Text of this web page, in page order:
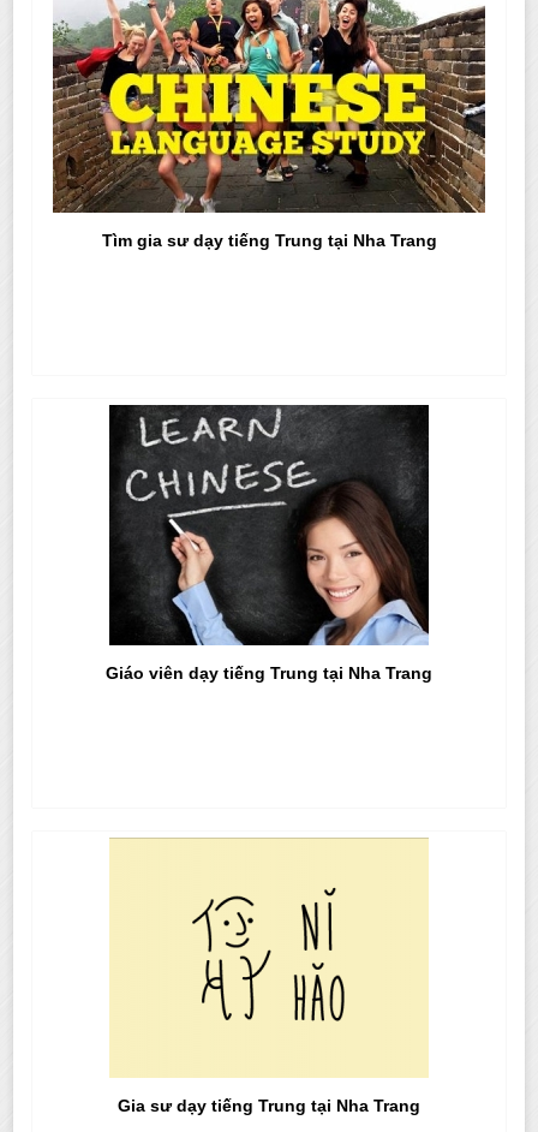
Tìm gia sư dạy tiếng Trung tại Nha Trang
Giáo viên dạy tiếng Trung tại Nha Trang
Gia sư dạy tiếng Trung tại Nha Trang